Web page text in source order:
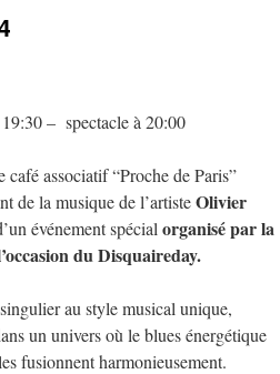
– spectacle à 20:00
associatif “Proche de Paris”
de la musique de l’artisteOlivier
événement spécial organisé par la
du Disquaireday.
au style musical unique,
un univers où le blues énergétique
fusionnent harmonieusement.